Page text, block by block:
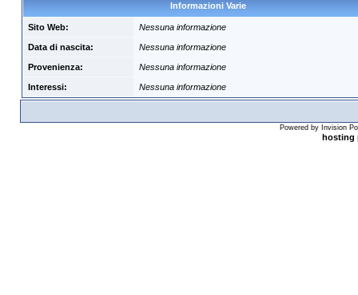
Informazioni Varie
Sito Web: Nessuna informazione
Data di nascita: Nessuna informazione
Provenienza: Nessuna informazione
Interessi: Nessuna informazione
Powered by Invision
hosting